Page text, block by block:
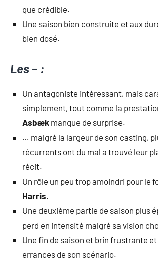
que crédible.
Une saison bien construite et aux
bien dosé.
Les – :
Un antagoniste intéressant, mais
simplement, tout comme la
Asbæk manque de surprise.
… malgré la largeur de son casting,
récurrents ont du mal a trouvé leur
récit.
Un rôle un peu trop amoindri pour le
Harris.
Une deuxième partie de saison plus
perd en intensité malgré sa vision
Une fin de saison et brin frustrante
errances de son scénario.